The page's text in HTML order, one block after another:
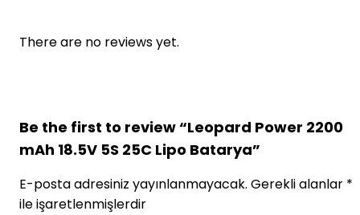
There are no reviews yet.
Be the first to review “Leopard Power 2200
mAh 18.5V 5S 25C Lipo Batarya”
E-posta adresiniz yayınlanmayacak. Gerekli alanlar *
ile işaretlenmişlerdir